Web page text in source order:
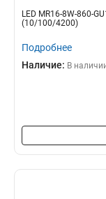
LED MR16-8W-860-
(10/100/4200)
Подробнее
Наличие: В